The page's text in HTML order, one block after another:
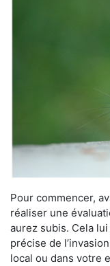
Pour commencer,
réaliser une
aurez subis. Cela
précise de
local ou dans votre